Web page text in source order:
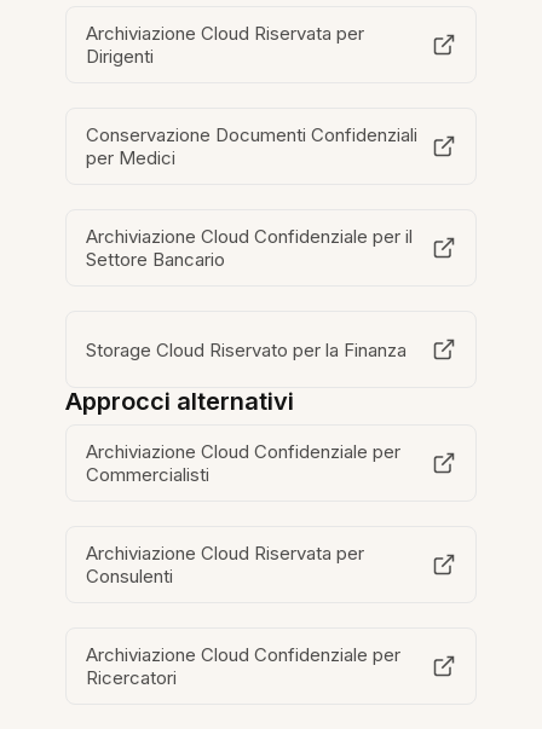
Archiviazione Cloud Riservata per
Dirigenti
Conservazione Documenti Confidenziali
per Medici
Archiviazione Cloud Confidenziale per il
Settore Bancario
Storage Cloud Riservato per la Finanza
Approcci alternativi
Archiviazione Cloud Confidenziale per
Commercialisti
Archiviazione Cloud Riservata per
Consulenti
Archiviazione Cloud Confidenziale per
Ricercatori